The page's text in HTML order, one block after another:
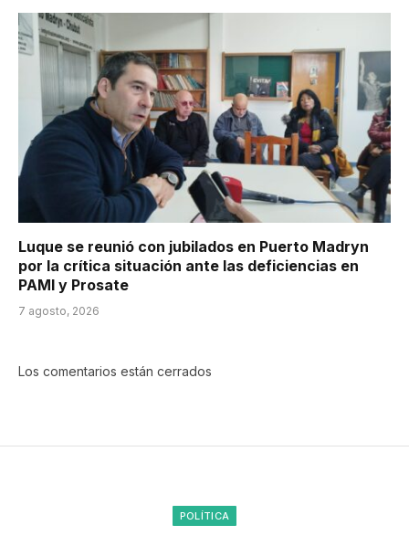
Luque se reunió con jubilados en Puerto Madryn
por la crítica situación ante las deficiencias en
PAMI y Prosate
7 agosto, 2026
Los comentarios están cerrados
POLÍTICA